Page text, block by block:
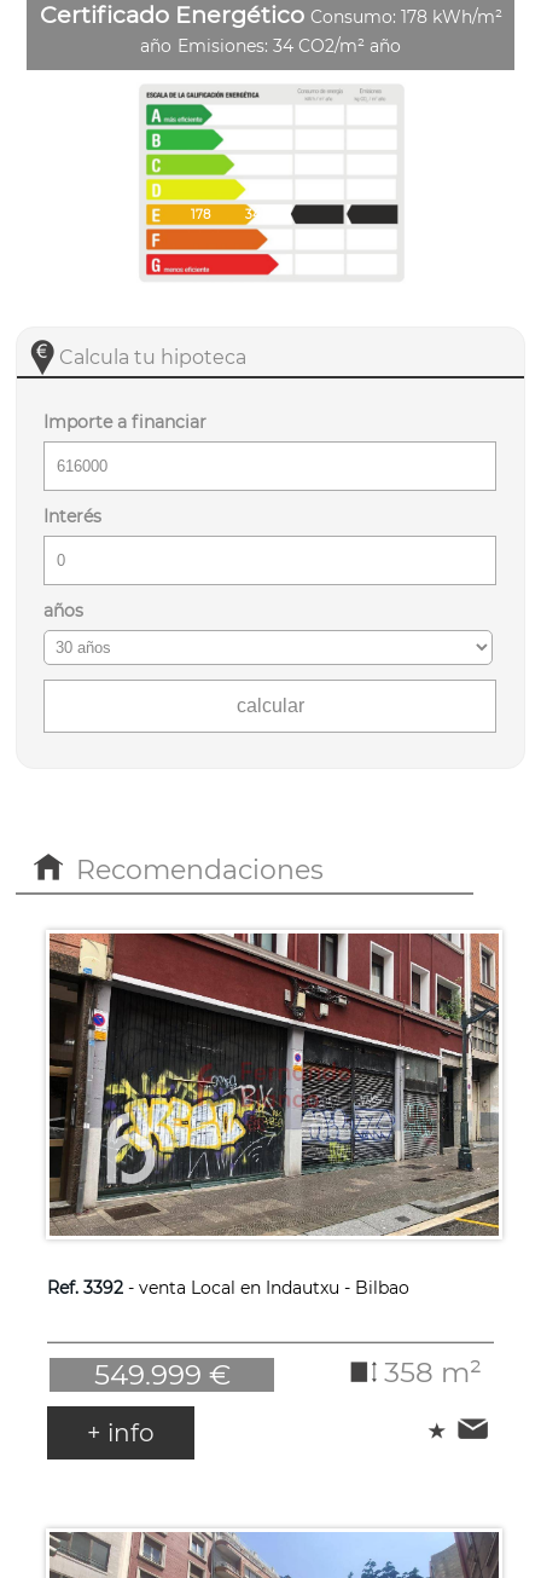
Certificado Energético Consumo: 178 kWh/m²
año Emisiones: 34 CO2/m² año
178 34
Calcula tu hipoteca
Importe a financiar
Interés
años
Recomendaciones
Ref. 3392- venta Local en Indautxu - Bilbao
549.999 € 358 m²
+ info